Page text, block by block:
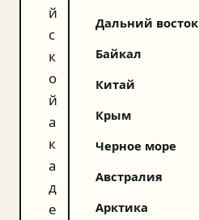
й
с
к
о
й
а
к
а
д
е
Дальний восток
Байкал
Китай
Крым
Черное море
Австралия
Арктика